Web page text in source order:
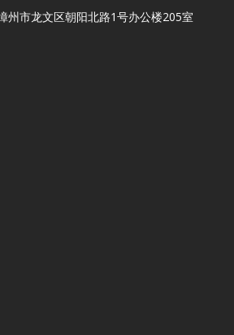
州市龙文区朝阳北路1号办公楼205室